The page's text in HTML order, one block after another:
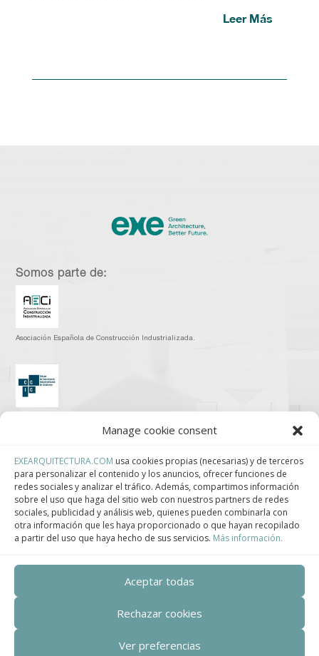
Manage cookie consent
EXEARQUITECTURA.COM usa cookies propias (necesarias) y de terceros
para personalizar el contenido y los anuncios, ofrecer funciones de
redes sociales y analizar el tráfico. Además, compartimos información
sobre el uso que haga del sitio web con nuestros partners de redes
sociales, publicidad y análisis web, quienes pueden combinarla con
otra información que les haya proporcionado o que hayan recopilado
a partir del uso que haya hecho de sus servicios. Más información.
Aceptar todas
Rechazar cookies
Ver preferencias
Leer Más
Somos parte de:
Asociación Española de Construcción Industrializada.
Centro de Innovación Tecnológica en Bioconstrucción y Paisajismo.
Contact
Teléfono
+34 932 008 035
adm@exearquitectura.com